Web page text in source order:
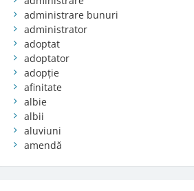
administrare bunuri
administrator
adoptat
adoptator
adopție
afinitate
albie
albii
aluviuni
amendă